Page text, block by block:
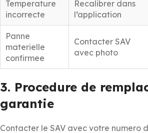
Temperature
incorrecte
Recalibrer dans
l’application
Panne
materielle
confirmee
Contacter SAV
avec photo
3. Procedure de
garantie
Contacter le SAV avec votre numero